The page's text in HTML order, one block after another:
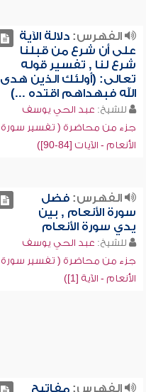
الفهرس:دلالة الآية
على أن شرع من قبلنا
شرع لنا , تفسير قوله
تعالى: (أولئك الذين هدى
الله فبهداهم اقتده ...)
للشيخ: عبد الحي يوسف
جزء من محاضرة ( تفسير سورة
الأنعام - الآيات [84-90])
الفهرس:فضل
سورة الأنعام , بين
يدي سورة الأنعام
للشيخ: عبد الحي يوسف
جزء من محاضرة ( تفسير سورة
الأنعام - الآية [1])
الفهرس:مفاتيح